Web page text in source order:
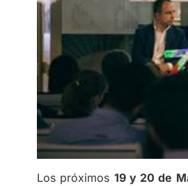
Los próximos 19 y 20 de